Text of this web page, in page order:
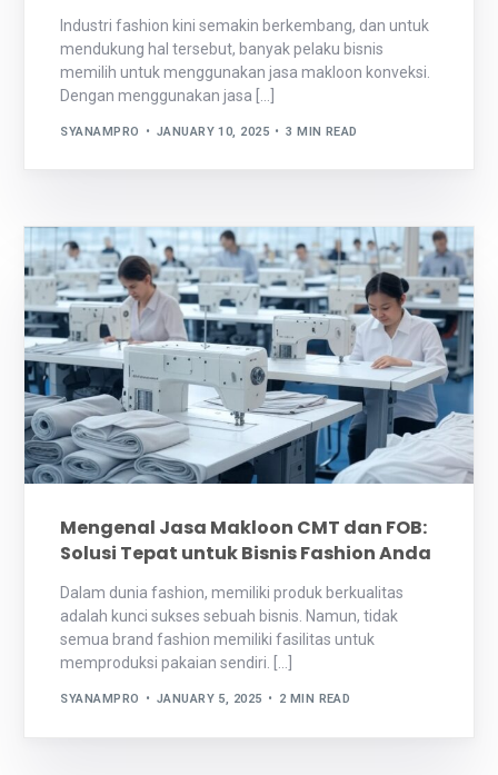
Industri fashion kini semakin berkembang, dan untuk
mendukung hal tersebut, banyak pelaku bisnis
memilih untuk menggunakan jasa makloon konveksi.
Dengan menggunakan jasa […]
SYANAMPRO JANUARY 10, 2025 3 MIN READ
Mengenal Jasa Makloon CMT dan FOB:
Solusi Tepat untuk Bisnis Fashion Anda
Dalam dunia fashion, memiliki produk berkualitas
adalah kunci sukses sebuah bisnis. Namun, tidak
semua brand fashion memiliki fasilitas untuk
memproduksi pakaian sendiri. […]
SYANAMPRO JANUARY 5, 2025 2 MIN READ